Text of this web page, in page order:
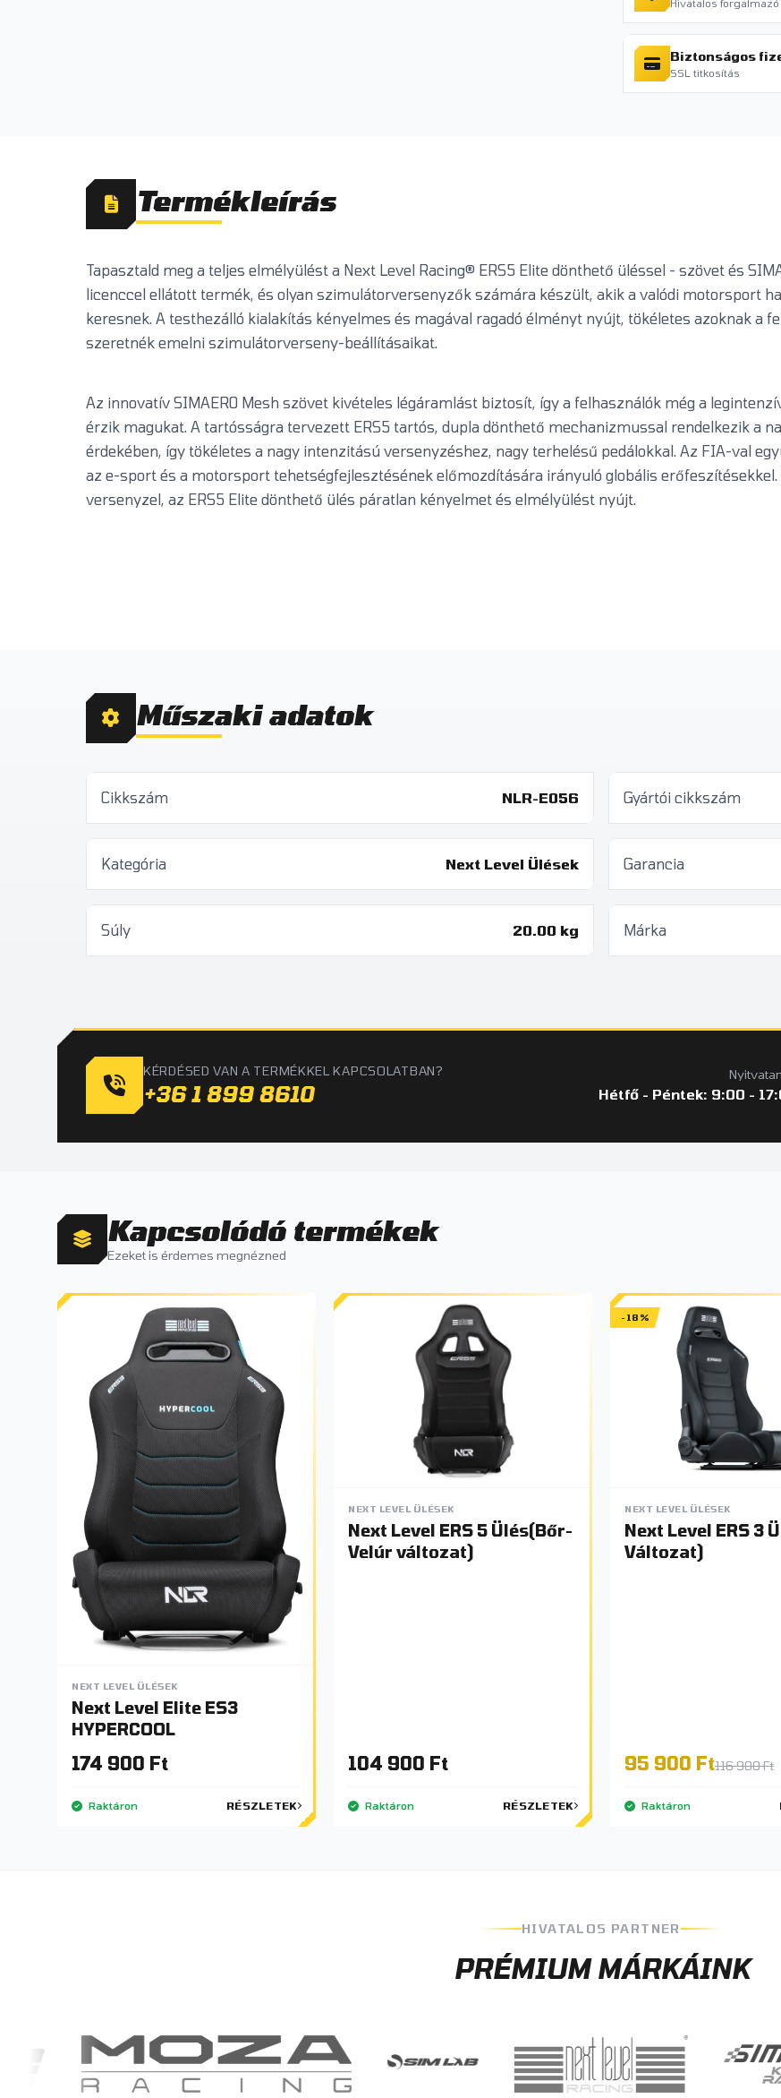
Hivatalos forgalmazó
Biztonságos
SSL titkosítás
Termékleírás
Tapasztald meg a teljes elmélyülést a Next Level Racing® ERS5 Elite dönthető üléssel - szövet és
licenccel ellátott termék, és olyan szimulátorversenyzők számára készült, akik a valódi motorsport
keresnek. A testhezálló kialakítás kényelmes és magával ragadó élményt nyújt, tökéletes azoknak a
szeretnék emelni szimulátorverseny-beállításaikat.
Az innovatív SIMAERO Mesh szövet kivételes légáramlást biztosít, így a felhasználók még a
érzik magukat. A tartósságra tervezett ERS5 tartós, dupla dönthető mechanizmussal rendelkezik a
érdekében, így tökéletes a nagy intenzitású versenyzéshez, nagy terhelésű pedálokkal. Az FIA-val
az e-sport és a motorsport tehetségfejlesztésének előmozdítására irányuló globális
versenyzel, az ERS5 Elite dönthető ülés páratlan kényelmet és elmélyülést nyújt.
Műszaki adatok
Cikkszám NLR-E056 Gyártói cikkszám
Kategória Next Level Ülések Garancia
Súly 20.00 kg Márka
KÉRDÉSED VAN A TERMÉKKEL KAPCSOLATBAN?
+36 1 899 8610 Hétfő - Péntek: 9:00 -
Kapcsolódó termékek
Ezeket is érdemes megnézned
NEXT LEVEL ÜLÉSEK
Next Level Elite ES3
HYPERCOOL
174 900 Ft
Raktáron RÉSZLETEK
NEXT LEVEL ÜLÉSEK
Next Level ERS 5 Ülés(Bőr-
Velúr változat)
104 900 Ft
Raktáron RÉSZLETEK
-18%
NEXT LEVEL ÜLÉSEK
Next Level ERS 3
Változat)
95 900 Ft116 900 Ft
Raktáron
HIVATALOS PARTNER
PRÉMIUM MÁRKÁINK